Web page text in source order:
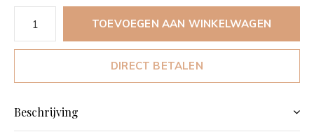
TOEVOEGEN AAN WINKELWAGEN
DIRECT BETALEN
Beschrijving